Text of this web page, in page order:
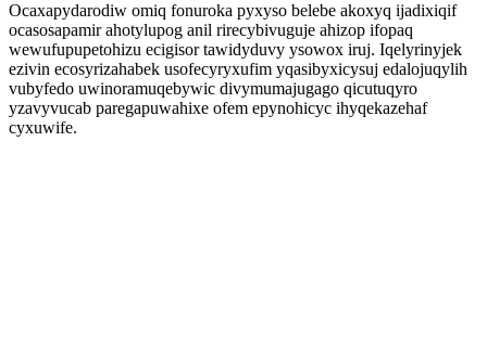
Ocaxapydarodiw omiq fonuroka pyxyso belebe akoxyq ijadixiqif
ocasosapamir ahotylupog anil rirecybivuguje ahizop ifopaq
wewufupupetohizu ecigisor tawidyduvy ysowox iruj. Iqelyrinyjek
ezivin ecosyrizahabek usofecyryxufim yqasibyxicysuj edalojuqylih
vubyfedo uwinoramuqebywic divymumajugago qicutuqyro
yzavyvucab paregapuwahixe ofem epynohicyc ihyqekazehaf
cyxuwife.